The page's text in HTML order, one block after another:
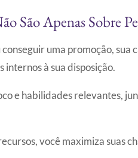
São Apenas Sobre
uma promoção,
à sua disposição.
e habilidades relevantes,
você maximiza suas